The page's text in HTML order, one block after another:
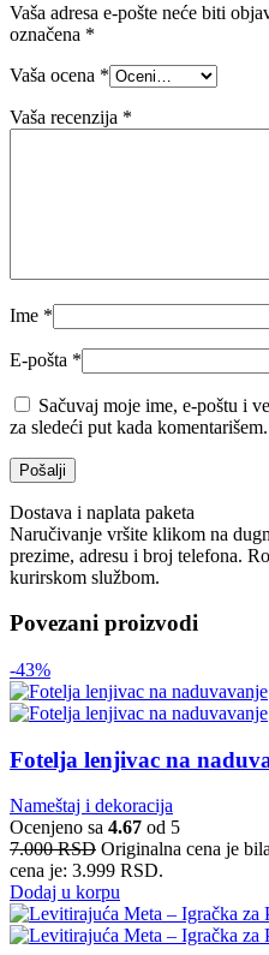
Vaša adresa e-pošte neće biti
označena *
Vaša ocena *
Vaša recenzija *
Ime *
E-pošta *
Sačuvaj moje ime, e-poštu i
za sledeći put kada komentarišem.
Dostava i naplata paketa
Naručivanje vršite klikom na
prezime, adresu i broj telefona.
kurirskom službom.
Povezani proizvodi
-43%
Fotelja lenjivac na
Nameštaj i dekoracija
Ocenjeno sa 4.67 od 5
7.000RSD Originalna cena je
cena je: 3.999 RSD.
Dodaj u korpu